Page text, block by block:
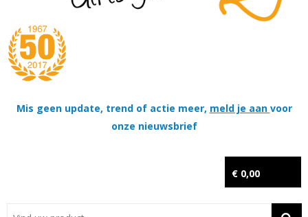
Mis geen update, trend of actie meer, meld je aan voor
onze nieuwsbrief
€ 0,00
Tassen
Thema's